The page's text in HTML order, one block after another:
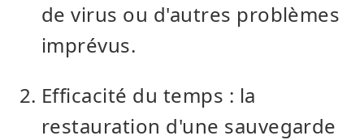
de virus ou d'autres problèmes
imprévus.
Efficacité du temps : la
restauration d'une sauvegarde